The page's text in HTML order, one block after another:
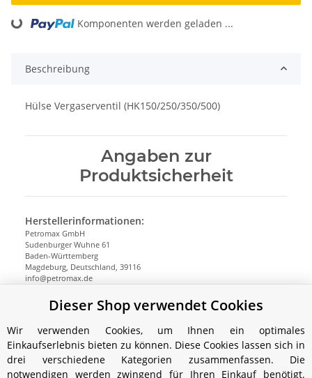
Loading... Komponenten werden geladen ...
Beschreibung
Hülse Vergaserventil (HK150/250/350/500)
Angaben zur
Produktsicherheit
Herstellerinformationen:
Petromax GmbH
Sudenburger Wuhne 61
Baden-Württemberg
Magdeburg, Deutschland, 39116
info@petromax.de
Dieser Shop verwendet Cookies
Wir verwenden Cookies, um Ihnen ein optimales
Einkaufserlebnis bieten zu können. Diese Cookies lassen sich in
drei verschiedene Kategorien zusammenfassen. Die
notwendigen werden zwingend für Ihren Einkauf benötigt.